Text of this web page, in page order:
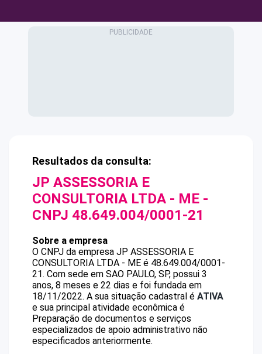
Resultados da consulta:
JP ASSESSORIA E
CONSULTORIA LTDA - ME -
CNPJ 48.649.004/0001-21
Sobre a empresa
O CNPJ da empresa JP ASSESSORIA E
CONSULTORIA LTDA - ME é 48.649.004/0001-
21. Com sede em SAO PAULO, SP, possui 3
anos, 8 meses e 22 dias e foi fundada em
18/11/2022. A sua situação cadastral é ATIVA
e sua principal atividade econômica é
Preparação de documentos e serviços
especializados de apoio administrativo não
especificados anteriormente.